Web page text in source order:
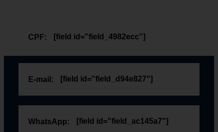
CPF: [field id="field_4982ecc"]
E-mail: [field id="field_d94e827"]
WhatsApp: [field id="field_ac145a7"]